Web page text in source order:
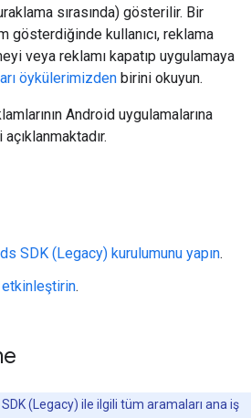
sırasında) gösterilir. Bir
gösterdiğinde kullanıcı, reklama
veya reklamı kapatıp uygulamaya
öykülerimizden birini okuyun.
Android uygulamalarına
SDK (Legacy) kurulumunu yapın.
etkinleştirin.
(Legacy) ile ilgili tüm aramaları ana iş